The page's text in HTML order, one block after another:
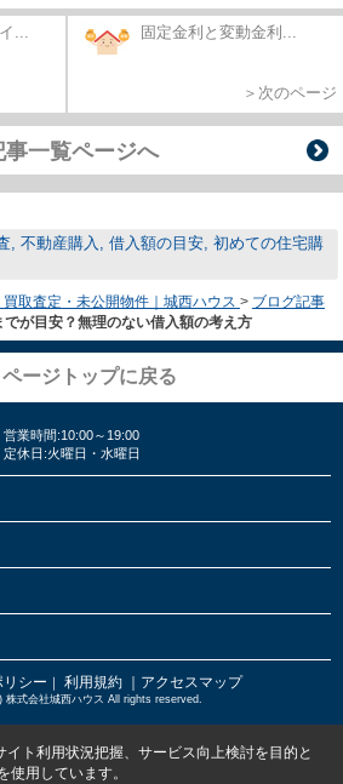
... 固定金利と変動金利...
＞次のページ
事一覧ページへ
, 不動産購入, 借入額の目安, 初めての住宅購
取査定・未公開物件｜城西ハウス > ブログ記事
が目安？無理のない借入額の考え方
ページトップに戻る
営業時間:10:00～19:00
定休日:火曜日・水曜日
シー ｜ 利用規約 ｜アクセスマップ
株式会社城西ハウス All rights reserved.
ト利用状況把握、サービス向上検討を目的と
使用しています。